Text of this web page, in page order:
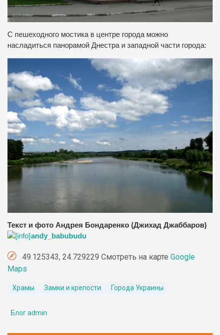
С пешеходного мостика в центре города можно
насладиться панорамой Днестра и западной части города:
Текст и фото Андрея Бондаренко (Джихад Джаббаров)
andy_babubudu
49.125343, 24.729229 Смотреть на карте Google
Maps
Храмы Замки и крепости Города Украины
Блог admin